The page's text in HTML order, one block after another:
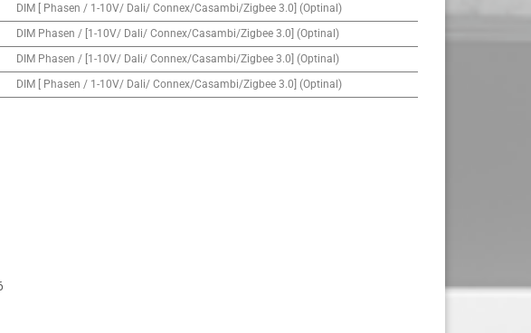
DIM [ Phasen / 1-10V/ Dali/ Connex/Casambi/Zigbee 3.0] (Optinal)
DIM Phasen / [1-10V/ Dali/ Connex/Casambi/Zigbee 3.0] (Optinal)
DIM Phasen / [1-10V/ Dali/ Connex/Casambi/Zigbee 3.0] (Optinal)
DIM [ Phasen / 1-10V/ Dali/ Connex/Casambi/Zigbee 3.0] (Optinal)